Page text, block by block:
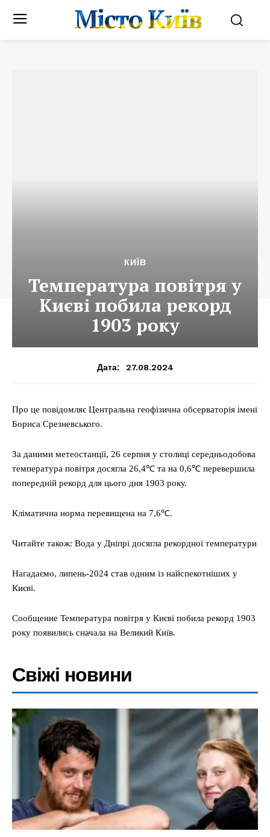
Місто Київ
КИЇВ
Температура повітря у
Києві побила рекорд
1903 року
Дата: 27.08.2024
Про це повідомляє Центральна геофізична обсерваторія імені
Бориса Срезневського.
За даними метеостанції, 26 серпня у столиці середньодобова
температура повітря досягла 26,4℃ та на 0,6℃ перевершила
попередній рекорд для цього дня 1903 року.
Кліматична норма перевищена на 7,6℃.
Читайте також: Вода у Дніпрі досягла рекордної температури
Нагадаємо, липень-2024 став одним із найспекотніших у
Києві.
Сообщение Температура повітря у Києві побила рекорд 1903
року появились сначала на Великий Київ.
Свіжі новини